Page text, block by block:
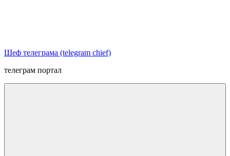
Шеф телеграма (telegram chief)
телеграм портал